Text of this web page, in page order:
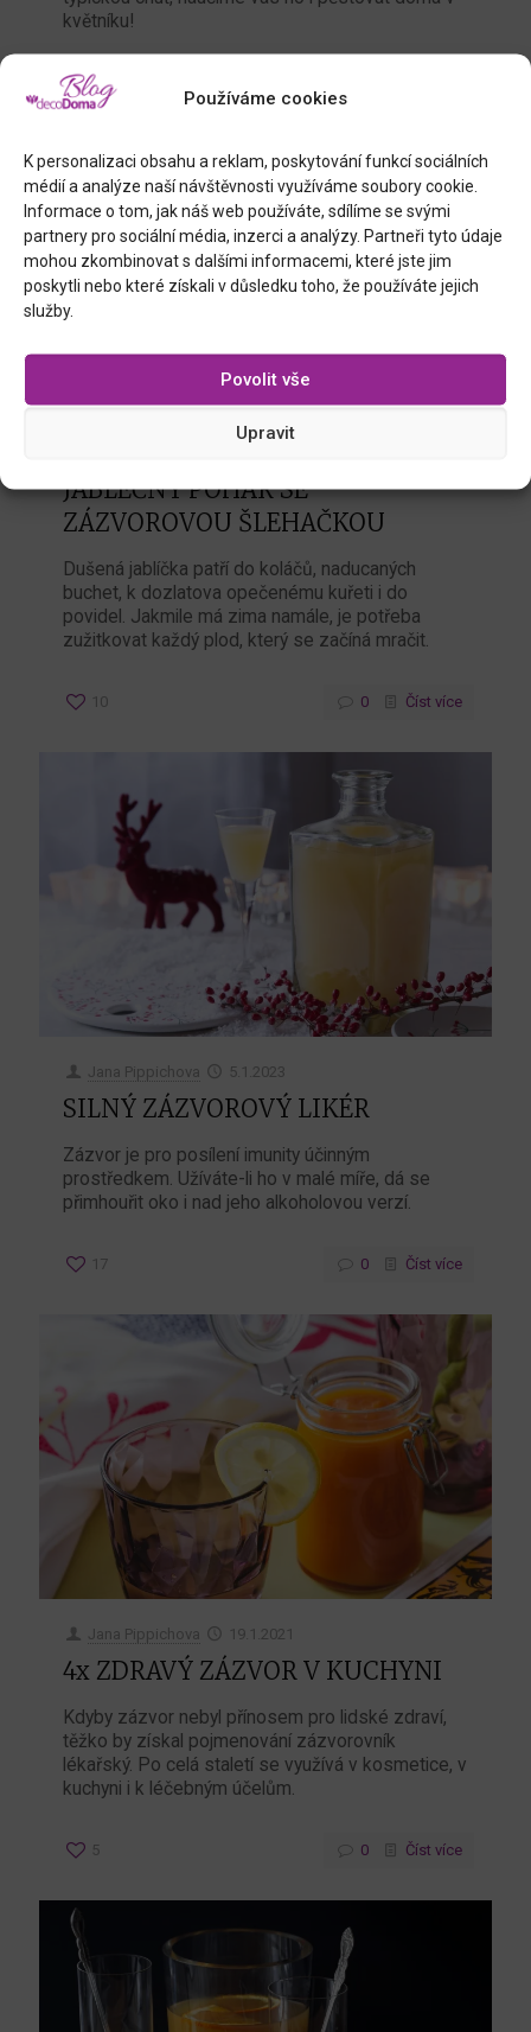
Používáme cookies
K personalizaci obsahu a reklam, poskytování funkcí sociálních
médií a analýze naší návštěvnosti využíváme soubory cookie.
Informace o tom, jak náš web používáte, sdílíme se svými
partnery pro sociální média, inzerci a analýzy. Partneři tyto údaje
mohou zkombinovat s dalšími informacemi, které jste jim
poskytli nebo které získali v důsledku toho, že používáte jejich
služby.
Povolit vše
Upravit
květníku!
24
JABLEČNÝ POHÁR SE
ZÁZVOROVOU ŠLEHAČKOU
Dušená jablíčka patří do koláčů, naducaných
buchet, k dozlatova opečenému kuřeti i do
povidel. Jakmile má zima namále, je potřeba
zužitkovat každý plod, který se začíná mračit.
10 0 Číst více
Jana Pippichova 5.1.2023
SILNÝ ZÁZVOROVÝ LIKÉR
Zázvor je pro posílení imunity účinným
prostředkem. Užíváte-li ho v malé míře, dá se
přimhouřit oko i nad jeho alkoholovou verzí.
17 0 Číst více
Jana Pippichova 19.1.2021
4x ZDRAVÝ ZÁZVOR V KUCHYNI
Kdyby zázvor nebyl přínosem pro lidské zdraví,
těžko by získal pojmenování zázvorovník
lékařský. Po celá staletí se využívá v kosmetice, v
kuchyni i k léčebným účelům.
5 0 Číst více